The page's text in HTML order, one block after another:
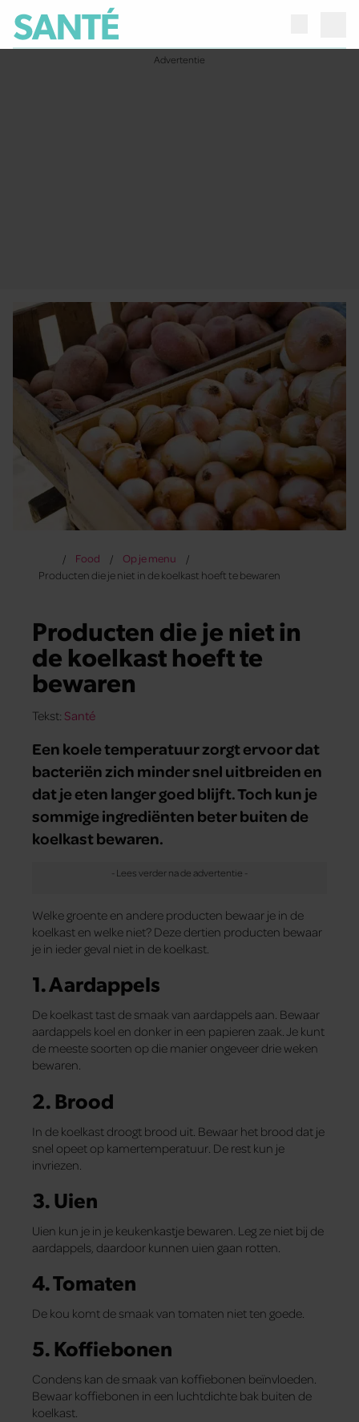
Food
Op je menu
Producten die je niet in de koelkast hoeft te bewaren
Producten die je niet in
de koelkast hoeft te
bewaren
Tekst: Santé
Een koele temperatuur zorgt ervoor dat
bacteriën zich minder snel uitbreiden en
dat je eten langer goed blijft. Toch kun je
sommige ingrediënten beter buiten de
koelkast bewaren.
Welke groente en andere producten bewaar je in de
koelkast en welke niet? Deze dertien producten bewaar
je in ieder geval niet in de koelkast.
1. Aardappels
De koelkast tast de smaak van aardappels aan. Bewaar
aardappels koel en donker in een papieren zaak. Je kunt
de meeste soorten op die manier ongeveer drie weken
bewaren.
2. Brood
In de koelkast droogt brood uit. Bewaar het brood dat je
snel opeet op kamertemperatuur. De rest kun je
invriezen.
3. Uien
Uien kun je in je keukenkastje bewaren. Leg ze niet bij de
aardappels, daardoor kunnen uien gaan rotten.
4. Tomaten
De kou komt de smaak van tomaten niet ten goede.
5. Koffiebonen
Condens kan de smaak van koffiebonen beïnvloeden.
Bewaar koffiebonen in een luchtdichte bak buiten de
koelkast.